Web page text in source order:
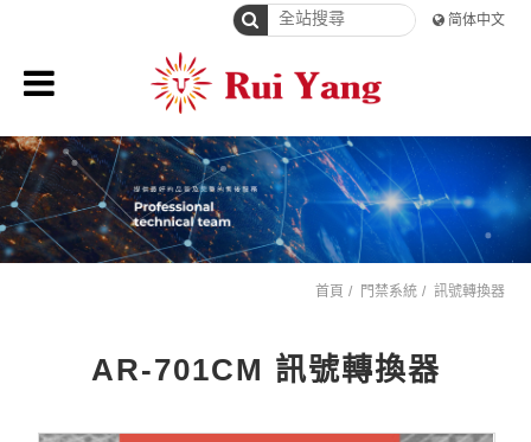
简体中文
首頁 門禁系統 訊號轉換器
AR-701CM 訊號轉換器